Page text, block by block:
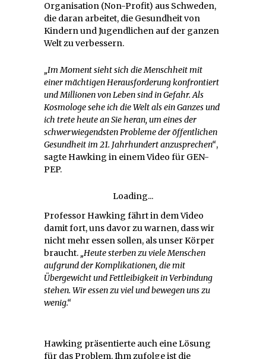
Organisation (Non-Profit) aus Schweden,
die daran arbeitet, die Gesundheit von
Kindern und Jugendlichen auf der ganzen
Welt zu verbessern.
„Im Moment sieht sich die Menschheit mit
einer mächtigen Herausforderung konfrontiert
und Millionen von Leben sind in Gefahr. Als
Kosmologe sehe ich die Welt als ein Ganzes und
ich trete heute an Sie heran, um eines der
schwerwiegendsten Probleme der öffentlichen
Gesundheit im 21. Jahrhundert anzusprechen“,
sagte Hawking in einem Video für GEN-
PEP.
Loading...
Professor Hawking fährt in dem Video
damit fort, uns davor zu warnen, dass wir
nicht mehr essen sollen, als unser Körper
braucht.„Heute sterben zu viele Menschen
aufgrund der Komplikationen, die mit
Übergewicht und Fettleibigkeit in Verbindung
stehen. Wir essen zu viel und bewegen uns zu
wenig.“
Hawking präsentierte auch eine Lösung
für das Problem. Ihm zufolge ist die